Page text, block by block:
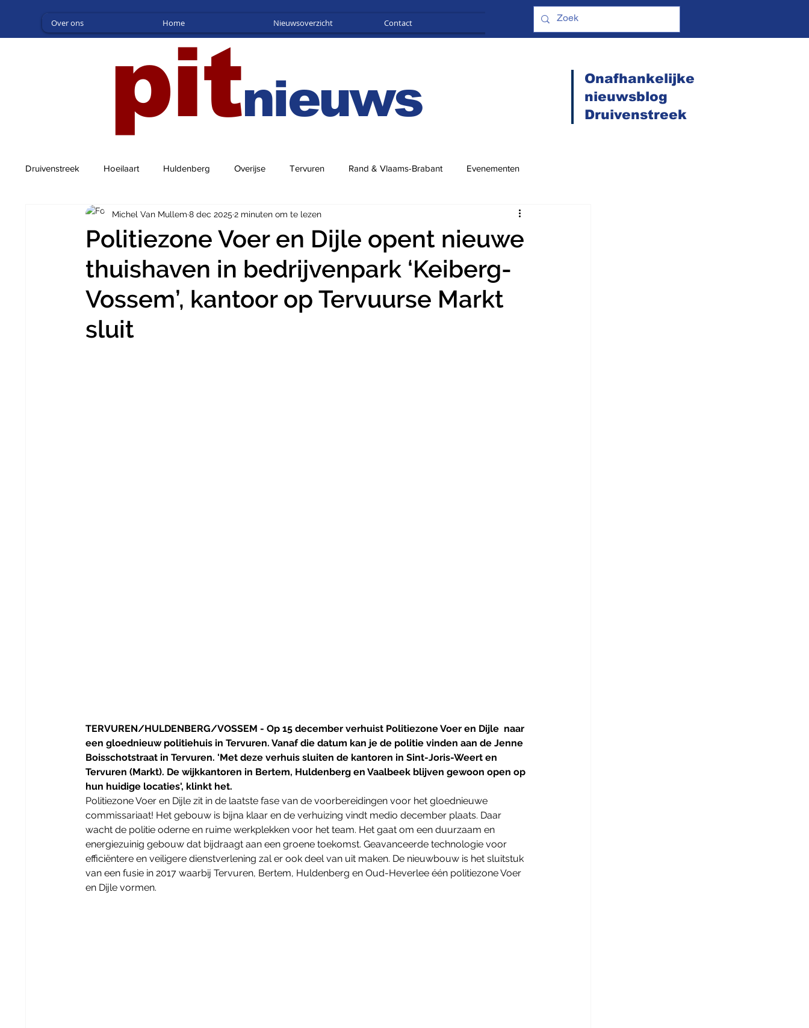
Over ons Home Nieuwsoverzicht Contact
pitnieuws
Onafhankelijke
nieuwsblog
Druivenstreek
Druivenstreek Hoeilaart Huldenberg Overijse Tervuren Rand & Vlaams-Brabant Evenementen
Politiezone Voer en Dijle opent nieuwe
thuishaven in bedrijvenpark ‘Keiberg-
Vossem’, kantoor op Tervuurse Markt
sluit
Michel Van Mullem 8 dec 2025 2 minuten om te lezen
TERVUREN/HULDENBERG/VOSSEM - Op 15 december verhuist Politiezone Voer en Dijle  naar
een gloednieuw politiehuis in Tervuren. Vanaf die datum kan je de politie vinden aan de Jenne
Boisschotstraat in Tervuren. 'Met deze verhuis sluiten de kantoren in Sint-Joris-Weert en
Tervuren (Markt). De wijkkantoren in Bertem, Huldenberg en Vaalbeek blijven gewoon open op
hun huidige locaties', klinkt het.
Politiezone Voer en Dijle zit in de laatste fase van de voorbereidingen voor het gloednieuwe
commissariaat! Het gebouw is bijna klaar en de verhuizing vindt medio december plaats. Daar
wacht de politie oderne en ruime werkplekken voor het team. Het gaat om een duurzaam en
energiezuinig gebouw dat bijdraagt aan een groene toekomst. Geavanceerde technologie voor
efficiëntere en veiligere dienstverlening zal er ook deel van uit maken. De nieuwbouw is het sluitstuk
van een fusie in 2017 waarbij Tervuren, Bertem, Huldenberg en Oud-Heverlee één politiezone Voer
en Dijle vormen.